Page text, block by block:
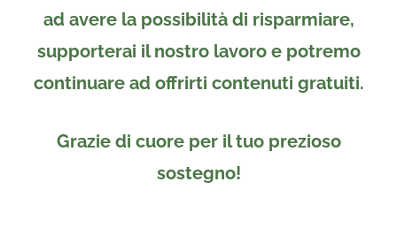
ad avere la possibilità di risparmiare,
supporterai il nostro lavoro e potremo
continuare ad offrirti contenuti gratuiti.
Grazie di cuore per il tuo prezioso
sostegno!